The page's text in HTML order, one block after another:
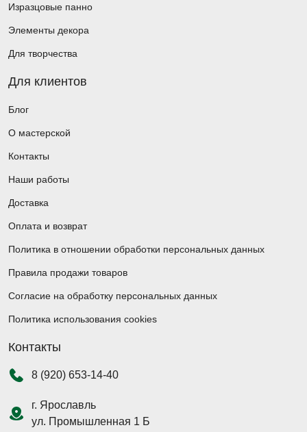
Изразцовые панно
Элементы декора
Для творчества
Для клиентов
Блог
О мастерской
Контакты
Наши работы
Доставка
Оплата и возврат
Политика в отношении обработки персональных данных
Правила продажи товаров
Согласие на обработку персональных данных
Политика использования cookies
Контакты
8 (920) 653-14-40
г. Ярославль
ул. Промышленная 1 Б